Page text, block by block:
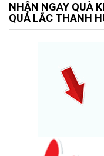
NHẬN NGAY QUÀ
QUẢ LẮC THANH